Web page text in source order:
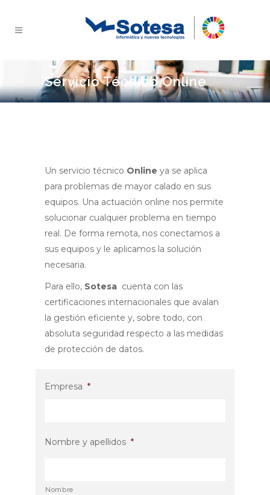
Servicio Técnico Online
Un servicio técnico Online ya se aplica
para problemas de mayor calado en sus
equipos. Una actuación online nos permite
solucionar cualquier problema en tiempo
real. De forma remota, nos conectamos a
sus equipos y le aplicamos la solución
necesaria.
Para ello, Sotesa cuenta con las
certificaciones internacionales que avalan
la gestión eficiente y, sobre todo, con
absoluta seguridad respecto a las medidas
de protección de datos.
Empresa *
Nombre y apellidos *
Nombre